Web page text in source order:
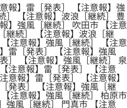
報】雷［発表］ 【注意報】強
］ 【注意報】波浪［継続］ 豊
】強風［継続］ 吹田市 【注意
継続］ 【注意報】波浪［継
注意報】強風［継続］ 【注意
雷［発表］ 【注意報】強風
］ 【注意報】強風［継続］ 泉
注意報】雷［発表］ 【注意
報】雷［発表］ 【注意報】
発表］ 【注意報】強風［継
注意報】強風［継続］ 柏原市
強風［継続］ 門真市 【注意